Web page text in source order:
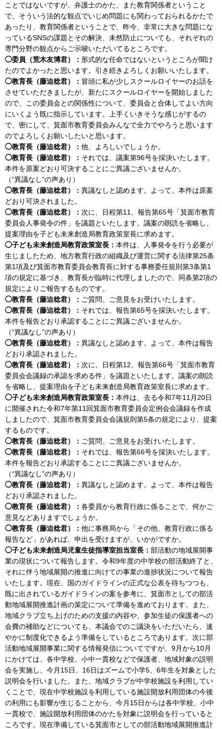
ことではないですが、弁護士のかた、また教育関係者ということ
で、そういう法的な観点でいじめ問題にも関わっておられるかたで
あったり、教育関係者ということで、昨今、非常に大きな問題にな
っているSNSの課題とその解決、未然防止についても、それぞれの
専門分野の観点からご示唆いただいてるところです。
◯委員（荒木友博君）： 形式的な任命ではないというところが聞け
たのでよかったと思います。引き続きよろしくお願いいたします。
◯教育長（藤迫稔君）： 冒頭に私が少しスクールロイヤーのお話を
させていただきましたが、新たにスクールロイヤーを開始しました
ので、この委員会との関係性について、委員会と合体してよい方向
にいくよう既に指示しています。上手くいきそうな感じがするの
で、密にして、箕面市教育委員会みんなで全力でやろうと思います
のでよろしくお願いしたいと思います。
◯教育長（藤迫稔君）： 他、よろしいでしょうか。
◯教育長（藤迫稔君）： それでは、議案第96号を採決いたします。
本件を原案どおり可決することにご異議ございませんか。
（“異議なし”の声あり）
◯教育長（藤迫稔君）： 異議なしと認めます。よって、本件は原案
どおり可決されました。
◯教育長（藤迫稔君）： 次に、日程第11、報告第65号「箕面市教育
委員会人事発令の件」を議題といたします。議案の朗読を省略し、
提案理由を子ども未来創造局教育政策室長に求めます。
◯子ども未来創造局教育政策室長： 本件は、人事発令を行う必要が
生じましたため、地方教育行政の組織及び運営に関する法律第25条
第1項及び箕面市教育委員会教育長に対する事務委任規則第3条第1
項の規定に基づき、教育長が臨時に代理しましたので、同条第2項の
規定によりご報告するものです。
◯教育長（藤迫稔君）： ご質問、ご意見をお受けいたします。
◯教育長（藤迫稔君）： それでは、報告第65号を採決いたします。
本件を報告どおり承認することにご異議ございませんか。
（“異議なし”の声あり）
◯教育長（藤迫稔君）： 異議なしと認めます。よって、本件は報告
どおり承認されました。
◯教育長（藤迫稔君）： 次に、日程第12、報告第66号「箕面市教育
委員会会議録の承認を求める件」を議題といたします。議案の朗読
を省略し、提案理由を子ども未来創造局教育政策室長に求めます。
◯子ども未来創造局教育政策室長： 本件は、去る令和7年11月20日
に開催された令和7年第11回箕面市教育委員会定例会会議録を作成
しましたので、箕面市教育委員会会議規則第5条の規定により、提案
するものです。
◯教育長（藤迫稔君）： ご質問、ご意見をお受けいたします。
◯教育長（藤迫稔君）： それでは、報告第66号を採決いたします。
本件を報告どおり承認することにご異議ございませんか。
（“異議なし”の声あり）
◯教育長（藤迫稔君）： 異議なしと認めます。よって、本件は報告
どおり承認されました。
◯教育長（藤迫稔君）： 各委員から教育行政に係ることで、何かご
意見などありますでしょうか。
◯教育長（藤迫稔君）： 他に事務局から「その他、教育行政に係る
報告など」があれば、申出を受けますが、いかがですか。
◯子ども未来創造局児童生徒指導室担当室長： 部活動の地域展開事
業の現状について報告します。令和9年度の中学校の部活動終了と、
それに伴う地域展開の推進に向けての事業の進捗状況について報告
いたします。現在、国のガイドラインの正式な公表を待ちつつも、
既に出されているガイドラインの案を参考に、箕面市としての部活
動地域展開推進計画の策定について準備を進めております。また、
地域クラブ立ち上げのための支援の内容や、参加生徒の保護者への
会費の補助などについても、本議会でのご議決をいただいたら、速
やかに制度化できるよう準備をしているところであります。次に部
活動地域展開事業に関する情報発信についてですが、9月から10月
にかけては、各中学校、小中一貫校などで保護者、地域対象の説明
会を実施し、今月15日、16日はズームで小学5、6年生を対象とした
説明会を行いました。また、地域クラブが中学校施設を利用してい
くことで、現在中学校施設を利用している施設開放利用団体の今後
の利用にも影響が生じることから、今月15日からは各中学校、小中
一貫校で、施設開放利用団体のかたを対象に説明会を行っていると
ころです。現在準備している箕面市としての部活動地域展開推進計